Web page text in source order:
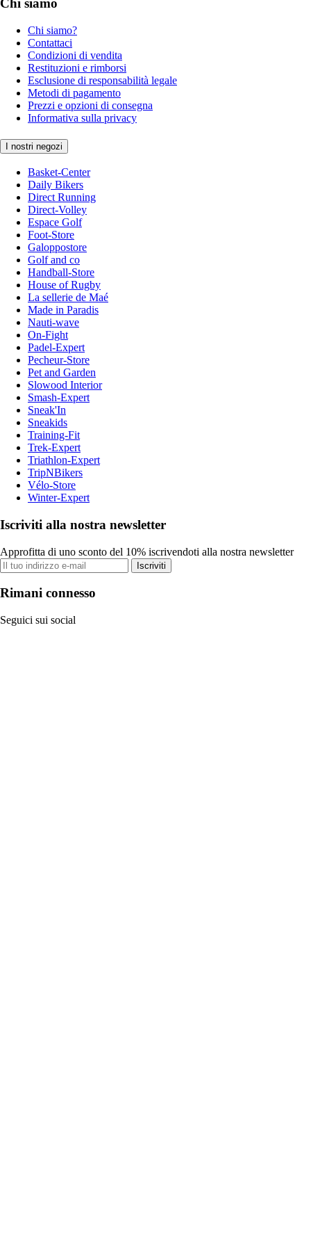
Chi siamo
Chi siamo?
Contattaci
Condizioni di vendita
Restituzioni e rimborsi
Esclusione di responsabilità legale
Metodi di pagamento
Prezzi e opzioni di consegna
Informativa sulla privacy
I nostri negozi
Basket-Center
Daily Bikers
Direct Running
Direct-Volley
Espace Golf
Foot-Store
Galoppostore
Golf and co
Handball-Store
House of Rugby
La sellerie de Maé
Made in Paradis
Nauti-wave
On-Fight
Padel-Expert
Pecheur-Store
Pet and Garden
Slowood Interior
Smash-Expert
Sneak'In
Sneakids
Training-Fit
Trek-Expert
Triathlon-Expert
TripNBikers
Vélo-Store
Winter-Expert
Iscriviti alla nostra newsletter
Approfitta di uno sconto del 10% iscrivendoti alla nostra newsletter
Iscriviti
Rimani connesso
Seguici sui social